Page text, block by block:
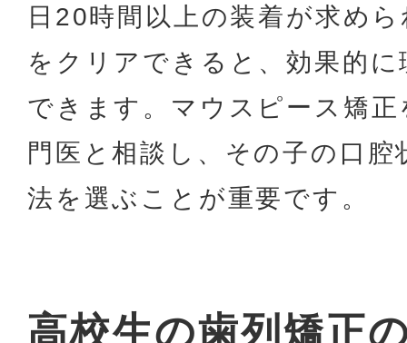
日20時間以上の装着が求め
をクリアできると、効果的
できます。マウスピース矯
門医と相談し、その子の口
法を選ぶことが重要です。
高校生の歯列矯正